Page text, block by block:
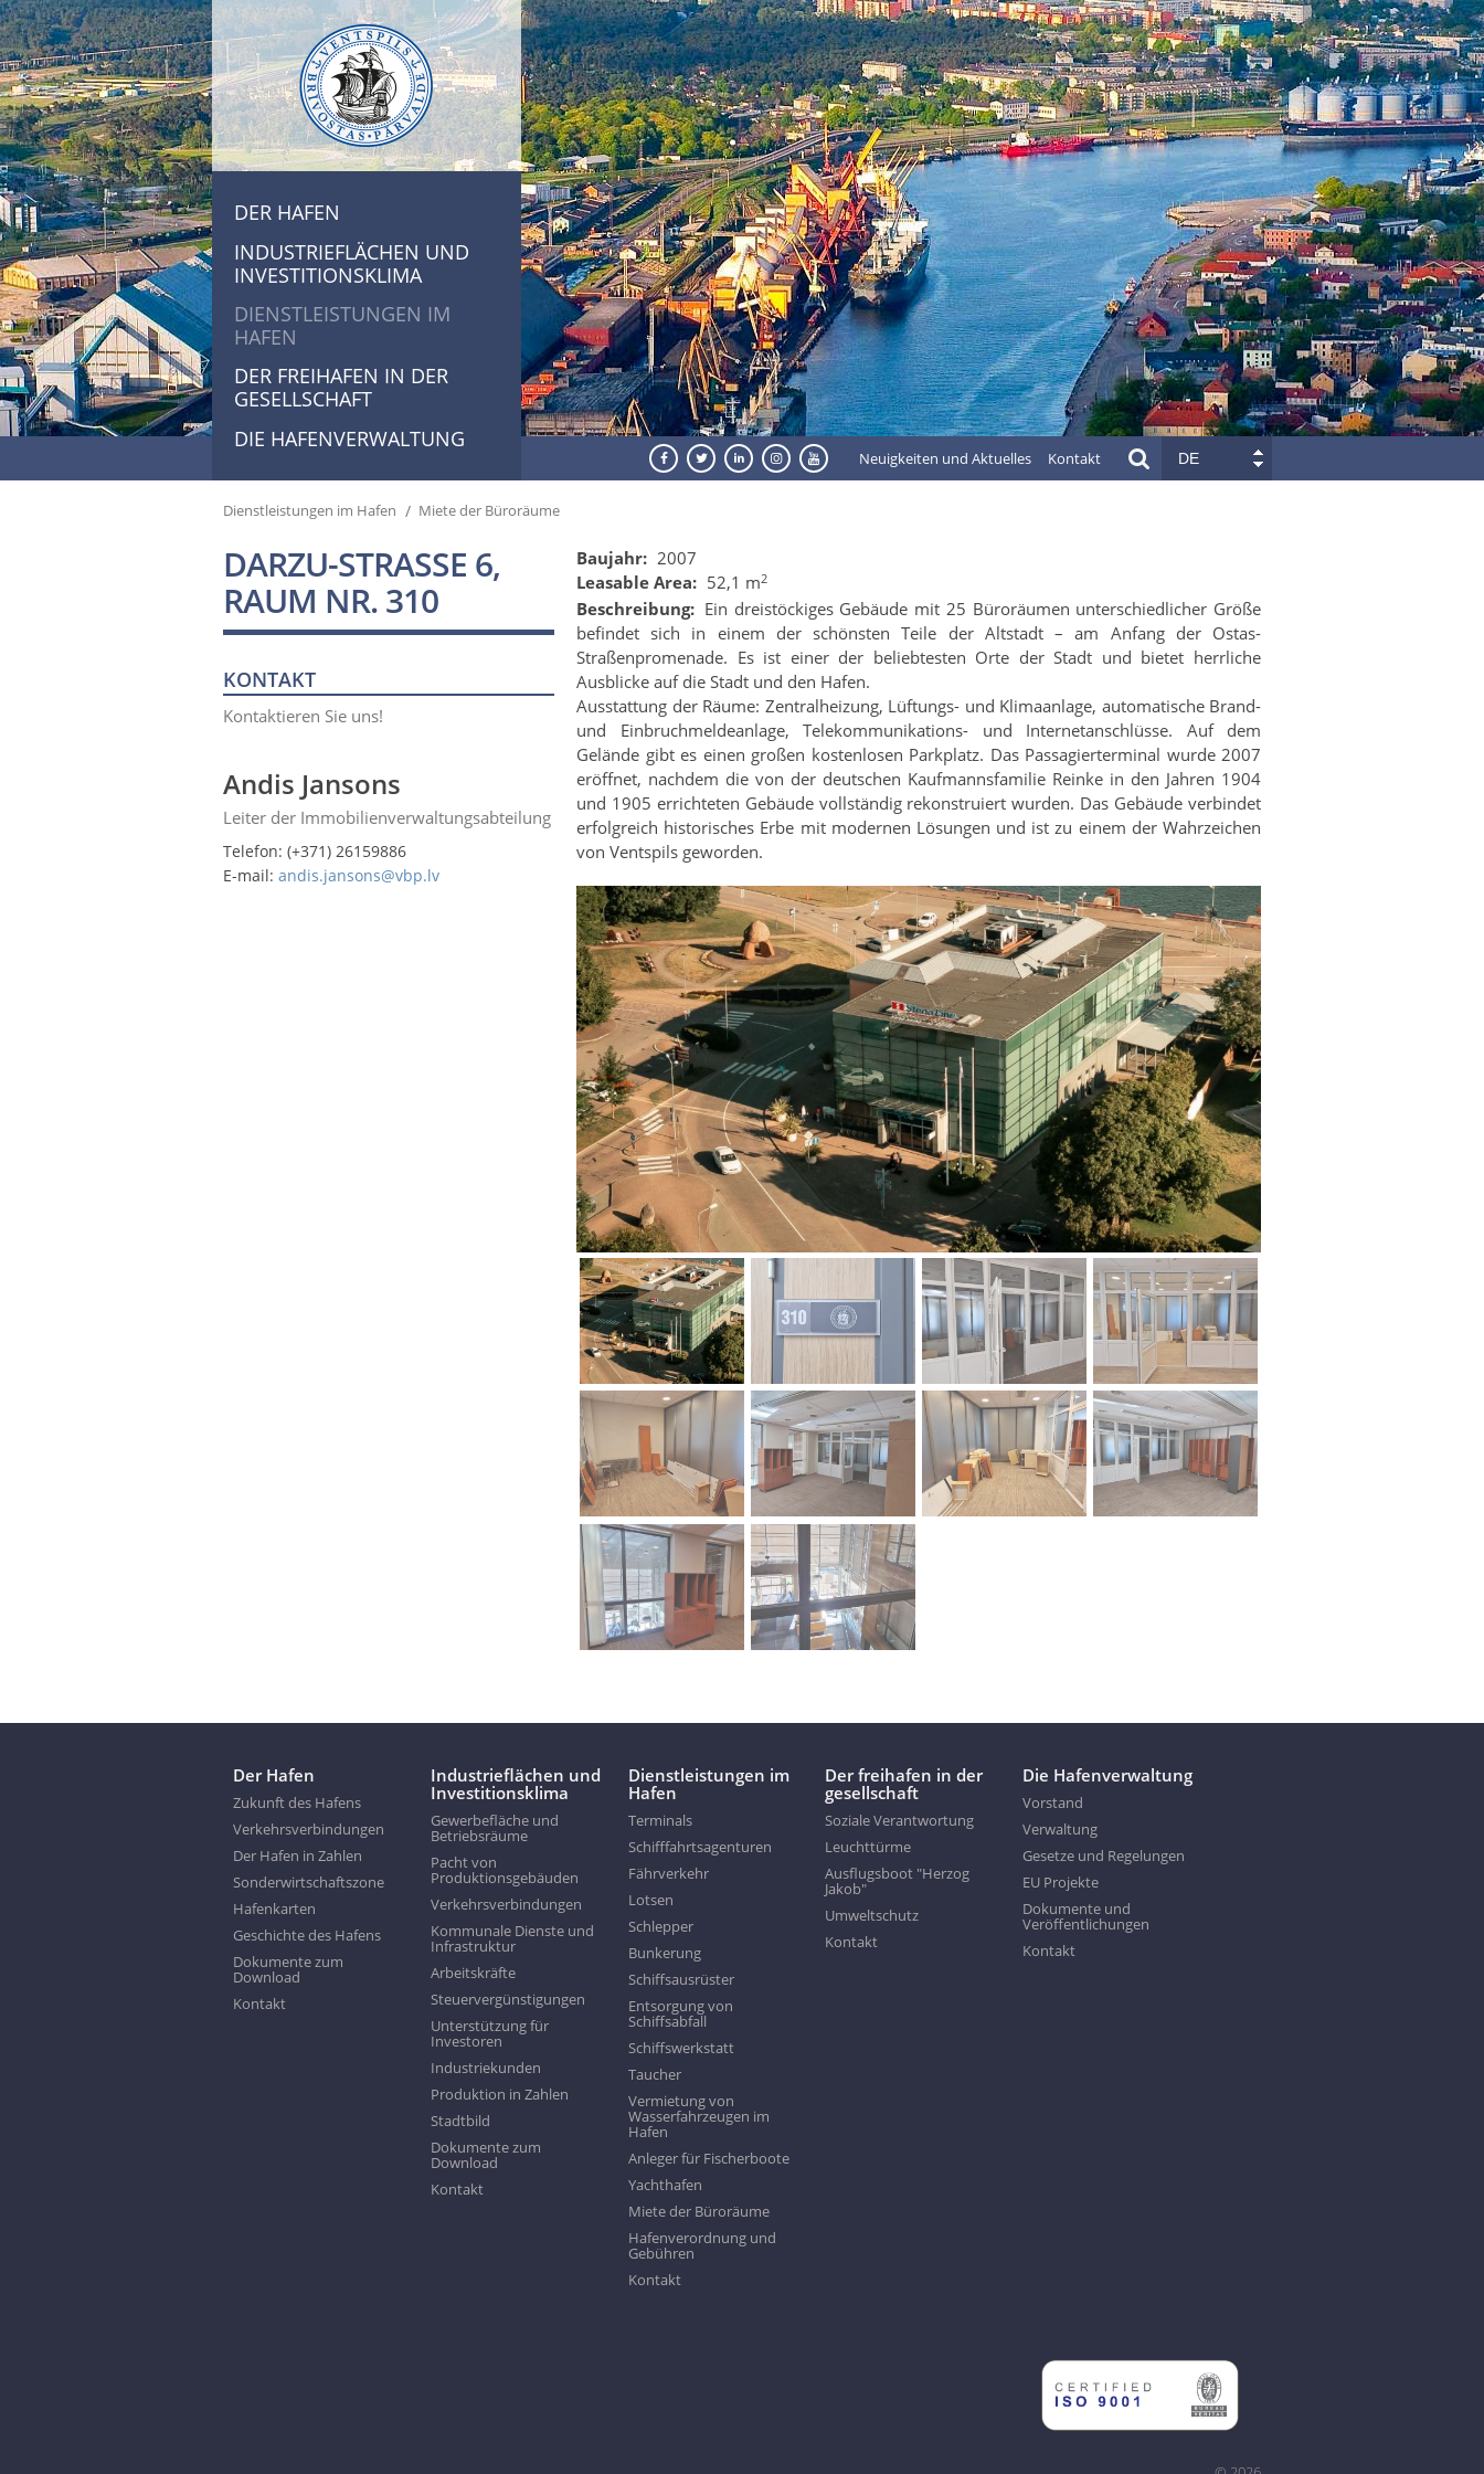
DER HAFEN
INDUSTRIEFLÄCHEN UND
INVESTITIONSKLIMA
DIENSTLEISTUNGEN IM
HAFEN
DER FREIHAFEN IN DER
GESELLSCHAFT
DIE HAFENVERWALTUNG
Neuigkeiten und Aktuelles Kontakt DE
Dienstleistungen im Hafen / Miete der Büroräume
DARZU-STRASSE 6, R
AUM NR. 310
KONTAKT
Kontaktieren Sie uns!
Andis Jansons
Leiter der Immobilienverwaltungsabteilung
Telefon: (+371) 26159886
E-mail: andis.jansons@vbp.lv
Baujahr: 2007
Leasable Area: 52,1 m2
Beschreibung: Ein dreistöckiges Gebäude mit 25 Büroräumen unterschiedlicher Größe
befindet sich in einem der schönsten Teile der Altstadt – am Anfang der Ostas-
Straßenpromenade. Es ist einer der beliebtesten Orte der Stadt und bietet herrliche
Ausblicke auf die Stadt und den Hafen.
Ausstattung der Räume: Zentralheizung, Lüftungs- und Klimaanlage, automatische Brand-
und Einbruchmeldeanlage, Telekommunikations- und Internetanschlüsse. Auf dem
Gelände gibt es einen großen kostenlosen Parkplatz. Das Passagierterminal wurde 2007
eröffnet, nachdem die von der deutschen Kaufmannsfamilie Reinke in den Jahren 1904
und 1905 errichteten Gebäude vollständig rekonstruiert wurden. Das Gebäude verbindet
erfolgreich historisches Erbe mit modernen Lösungen und ist zu einem der Wahrzeichen
von Ventspils geworden.
Der Hafen
Zukunft des Hafens
Verkehrsverbindungen
Der Hafen in Zahlen
Sonderwirtschaftszone
Hafenkarten
Geschichte des Hafens
Dokumente zum
Download
Kontakt
Industrieflächen und
Investitionsklima
Gewerbefläche und
Betriebsräume
Pacht von
Produktionsgebäuden
Verkehrsverbindungen
Kommunale Dienste und
Infrastruktur
Arbeitskräfte
Steuervergünstigungen
Unterstützung für
Investoren
Industriekunden
Produktion in Zahlen
Stadtbild
Dokumente zum
Download
Kontakt
Dienstleistungen im
Hafen
Terminals
Schifffahrtsagenturen
Fährverkehr
Lotsen
Schlepper
Bunkerung
Schiffsausrüster
Entsorgung von
Schiffsabfall
Schiffswerkstatt
Taucher
Vermietung von
Wasserfahrzeugen im
Hafen
Anleger für Fischerboote
Yachthafen
Miete der Büroräume
Hafenverordnung und
Gebühren
Kontakt
Der freihafen in der
gesellschaft
Soziale Verantwortung
Leuchttürme
Ausflugsboot "Herzog
Jakob"
Umweltschutz
Kontakt
Die Hafenverwaltung
Vorstand
Verwaltung
Gesetze und Regelungen
EU Projekte
Dokumente und
Veröffentlichungen
Kontakt